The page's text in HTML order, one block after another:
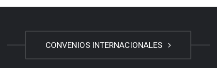
CONVENIOS INTERNACIONALES